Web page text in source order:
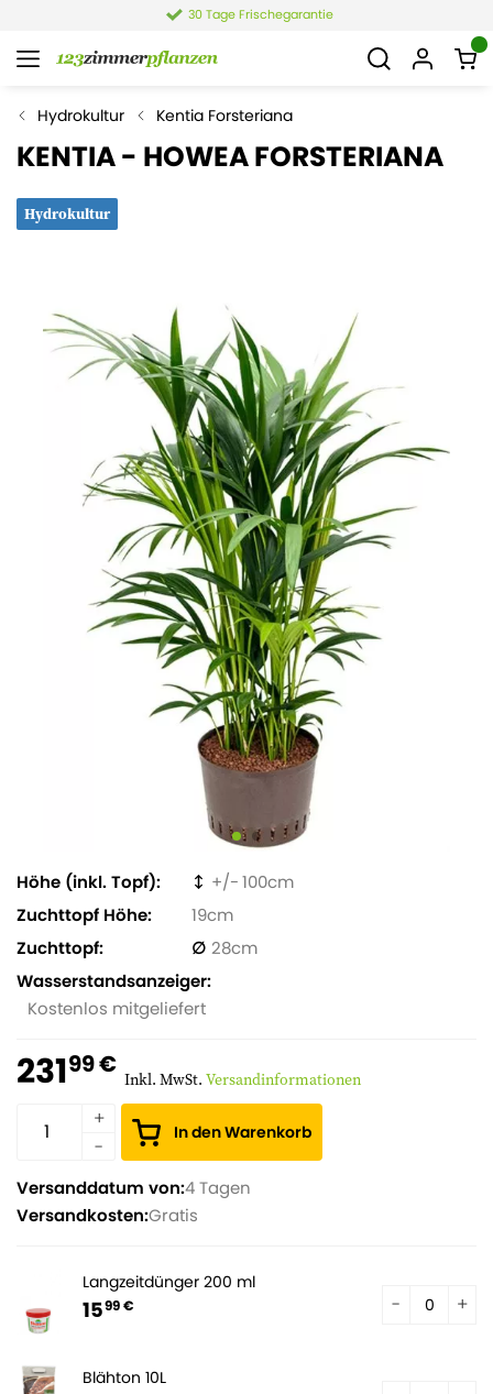
4,4 von 6.021 Bewertungen
Hydrokultur Kentia Forsteriana
KENTIA - HOWEA FORSTERIANA
Hydrokultur
Höhe (inkl. Topf)
100
Zuchttopf Höhe
19
Zuchttopf
28
Wasserstandsanzeiger
Kostenlos mitgeliefert
23199 € Inkl. MwSt. Versandinformationen
In den Warenkorb
Versanddatum von:4 Tagen
Versandkosten:Gratis
Langzeitdünger 200 ml
1599 €
Blähton 10L